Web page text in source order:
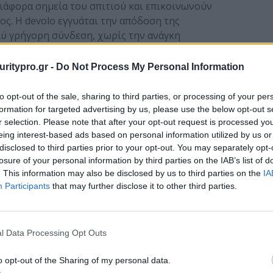
- Do Not Process My Personal Information
opt-out of the sale, sharing to third parties, or processing of your
for targeted advertising by us, please use the below opt-out
selection. Please note that after your opt-out request is processed
interest-based ads based on personal information utilized by us
to third parties prior to your opt-out. You may separately
of your personal information by third parties on the IAB’s list of
This information may also be disclosed by us to third parties on the
Participants that may further disclose it to other third parties.
Data Processing Opt Outs
opt-out of the Sharing of my personal data.
σημεία του σπιτιού και επικοινωνούν
Η devolo εγγυάται την απόδοση της
γρήγορη σύνδεση, χωρίς την ανάγκη
με την σειρά προϊόντων της devolo Magic.
powerline, είναι ότι μπορούν να
μέσω καλωδίου Ethernet. Η συγκεκριμένη
εργάζεται από το σπίτι καθώς η μία συσκευή
και η άλλη μέσω WiFi.
WiFi:
το οικιακό
με devolo
Password Day 2023: H
ασφάλεια των
προσωπικών κωδικών